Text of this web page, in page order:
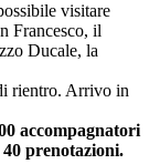
visitare
Francesco, il
Ducale, la
rientro. Arrivo in
accompagnatori
prenotazioni.